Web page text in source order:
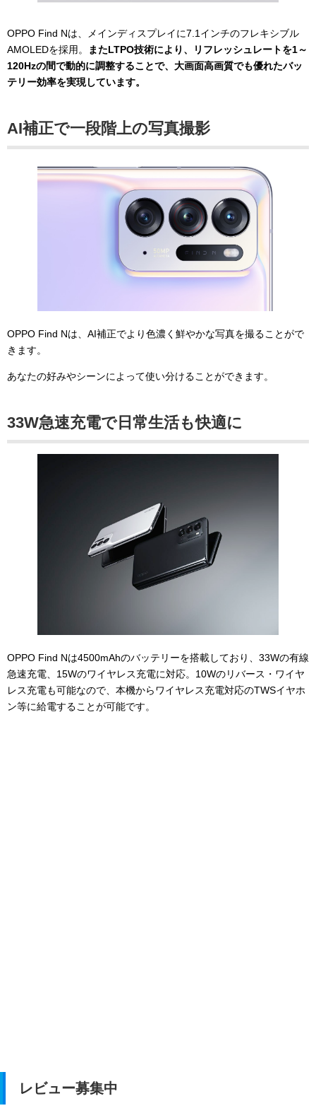
OPPO Find Nは、メインディスプレイに7.1インチのフレキシブル
AMOLEDを採用。
またLTPO技術により、リフレッシュレートを1～
120Hzの間で動的に調整することで、大画面高画質でも優れたバッ
テリー効率を実現しています。
AI補正で一段階上の写真撮影
OPPO Find Nは、AI補正でより色濃く鮮やかな写真を撮ることがで
きます。
あなたの好みやシーンによって使い分けることができます。
33W急速充電で日常生活も快適に
OPPO Find Nは4500mAhのバッテリーを搭載しており、33Wの有線
急速充電、15Wのワイヤレス充電に対応。10Wのリバース・ワイヤ
レス充電も可能なので、本機からワイヤレス充電対応のTWSイヤホ
ン等に給電することが可能です。
レビュー募集中